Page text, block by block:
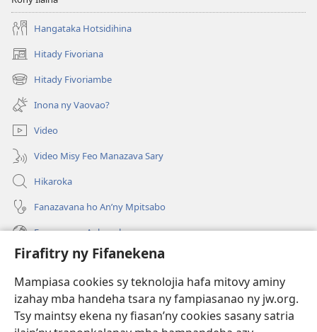
Firafitry ny Fifanekena
Mampiasa cookies sy teknolojia hafa mitovy aminy
izahay mba handeha tsara ny fampiasanao ny jw.org.
Tsy maintsy ekena ny fiasan’ny cookies sasany satria
Hangataka Hotsidihina
Hitady Fivoriana
(manokatra
rohy) Hitady Fivoriambe
(manokatra
rohy) Inona ny Vaovao?
Video
Video Misy Feo Manazava Sary
Hikaroka
Fanazavana ho An’ny Mpitsabo
Fanazavana Ankapobeny
Fanampiana
Fanomezana
(manokatra
rohy)